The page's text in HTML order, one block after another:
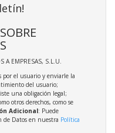
A EMPRESAS, S.L.U.
por el usuario y enviarle la
del usuario;
una obligación legal;
otros derechos, como se
Adicional: Puede
de Datos en nuestra Política